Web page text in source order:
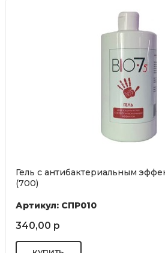
Гель с антибактериальным
(700)
Артикул: СПР010
340,00 р